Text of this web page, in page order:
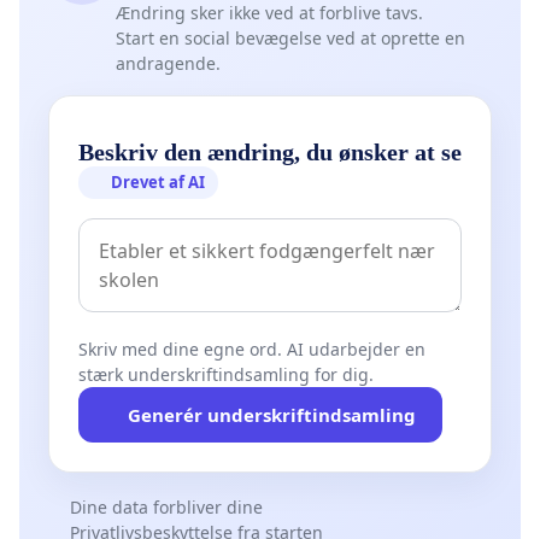
Ændring sker ikke ved at forblive tavs.
Start en social bevægelse ved at oprette en
andragende.
Beskriv den ændring, du ønsker at se
Drevet af AI
Skriv med dine egne ord. AI udarbejder en
stærk underskriftindsamling for dig.
Generér underskriftindsamling
Dine data forbliver dine
Privatlivsbeskyttelse fra starten